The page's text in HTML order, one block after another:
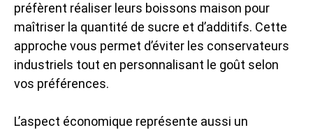
préfèrent réaliser leurs boissons maison pour
maîtriser la quantité de sucre et d’additifs. Cette
approche vous permet d’éviter les conservateurs
industriels tout en personnalisant le goût selon
vos préférences.
L’aspect économique représente aussi un